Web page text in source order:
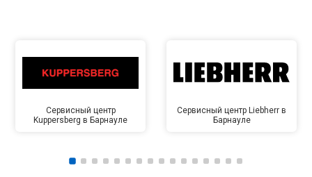
Сервисный центр
Kuppersberg в Барнауле
Сервисный центр Liebherr в
Барнауле